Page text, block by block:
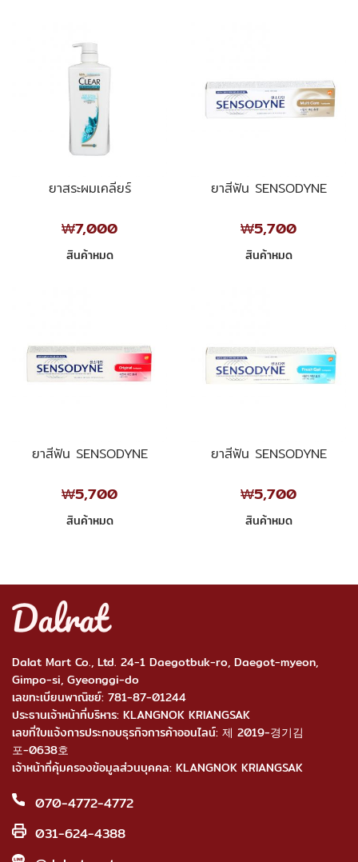
ยาสระผมเคลียร์
₩7,000
สินค้าหมด
ยาสีฟัน SENSODYNE
₩5,700
สินค้าหมด
ยาสีฟัน SENSODYNE
₩5,700
สินค้าหมด
ยาสีฟัน SENSODYNE
₩5,700
สินค้าหมด
Dalat Mart Co., Ltd. 24-1 Daegotbuk-ro, Daegot-myeon,
Gimpo-si, Gyeonggi-do
เลขทะเบียนพาณิชย์: 781-87-01244
ประธานเจ้าหน้าที่บริหาร: KLANGNOK KRIANGSAK
เลขที่ใบแจ้งการประกอบธุรกิจการค้าออนไลน์: 제 2019-경기김
포-0638호
เจ้าหน้าที่คุ้มครองข้อมูลส่วนบุคคล: KLANGNOK KRIANGSAK
070-4772-4772
031-624-4388